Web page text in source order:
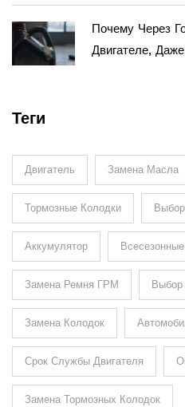
Почему Через
Двигателе,
Теги
Двигатель Замена Масла
Тормозные Колодки
Аккумулятор
Замена Ремня ГРМ Выбор
Замена Колодок
Срок Службы Двигателя
Замена Тормозных Колодок